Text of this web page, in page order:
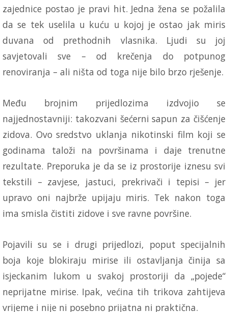
zajednice postao je pravi hit. Jedna žena se požalila
da se tek uselila u kuću u kojoj je ostao jak miris
duvana od prethodnih vlasnika. Ljudi su joj
savjetovali sve – od krečenja do potpunog
renoviranja – ali ništa od toga nije bilo brzo rješenje.
Među brojnim prijedlozima izdvojio se
najjednostavniji: takozvani šećerni sapun za čišćenje
zidova. Ovo sredstvo uklanja nikotinski film koji se
godinama taloži na površinama i daje trenutne
rezultate. Preporuka je da se iz prostorije iznesu svi
tekstili – zavjese, jastuci, prekrivači i tepisi – jer
upravo oni najbrže upijaju miris. Tek nakon toga
ima smisla čistiti zidove i sve ravne površine.
Pojavili su se i drugi prijedlozi, poput specijalnih
boja koje blokiraju mirise ili ostavljanja činija sa
isjeckanim lukom u svakoj prostoriji da „pojede“
neprijatne mirise. Ipak, većina tih trikova zahtijeva
vrijeme i nije ni posebno prijatna ni praktična.